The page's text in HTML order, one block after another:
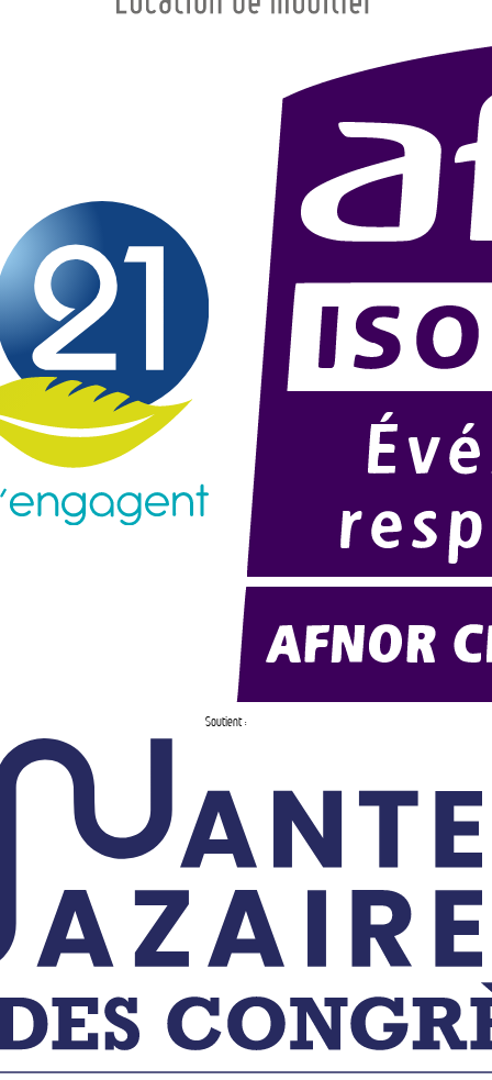
Soutient :